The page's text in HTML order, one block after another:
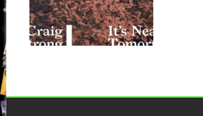
Ca fait un petit moment qu’on
a pas eu l’occasion
d’entendre...
▶